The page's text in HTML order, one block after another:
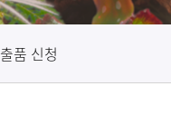
출품 신청